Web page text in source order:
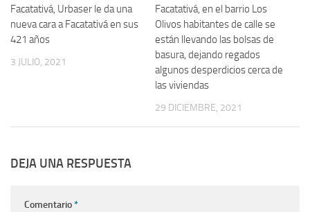
Facatativá, Urbaser le da una
nueva cara a Facatativá en sus
421 años
3 JULIO, 2021
Facatativá, en el barrio Los
Olivos habitantes de calle se
están llevando las bolsas de
basura, dejando regados
algunos desperdicios cerca de
las viviendas
29 DICIEMBRE, 2021
DEJA UNA RESPUESTA
Comentario*